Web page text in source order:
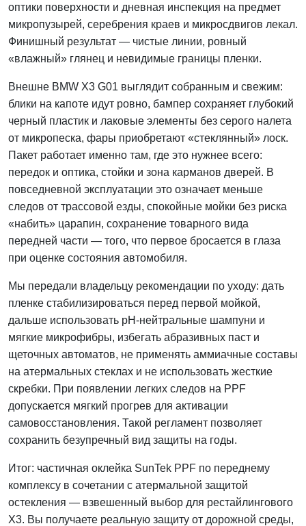
оптики поверхности и дневная инспекция на предмет
микропузырей, серебрения краев и микросдвигов лекал.
Финишный результат — чистые линии, ровный
«влажный» глянец и невидимые границы пленки.
Внешне BMW X3 G01 выглядит собранным и свежим:
блики на капоте идут ровно, бампер сохраняет глубокий
черный пластик и лаковые элементы без серого налета
от микропеска, фары приобретают «стеклянный» лоск.
Пакет работает именно там, где это нужнее всего:
передок и оптика, стойки и зона карманов дверей. В
повседневной эксплуатации это означает меньше
следов от трассовой езды, спокойные мойки без риска
«набить» царапин, сохранение товарного вида
передней части — того, что первое бросается в глаза
при оценке состояния автомобиля.
Мы передали владельцу рекомендации по уходу: дать
пленке стабилизироваться перед первой мойкой,
дальше использовать pH-нейтральные шампуни и
мягкие микрофибры, избегать абразивных паст и
щеточных автоматов, не применять аммиачные составы
на атермальных стеклах и не использовать жесткие
скребки. При появлении легких следов на PPF
допускается мягкий прогрев для активации
самовосстановления. Такой регламент позволяет
сохранить безупречный вид защиты на годы.
Итог: частичная оклейка SunTek PPF по переднему
комплексу в сочетании с атермальной защитой
остекления — взвешенный выбор для рестайлингового
X3. Вы получаете реальную защиту от дорожной среды,